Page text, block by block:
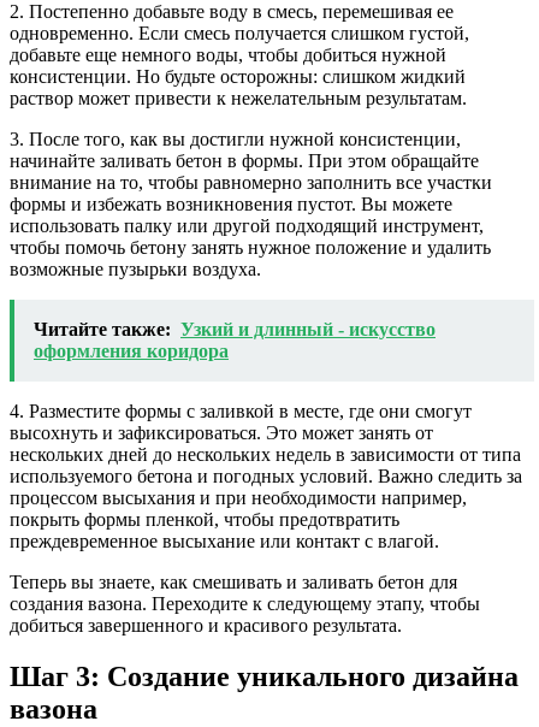
2. Постепенно добавьте воду в смесь, перемешивая ее
одновременно. Если смесь получается слишком густой,
добавьте еще немного воды, чтобы добиться нужной
консистенции. Но будьте осторожны: слишком жидкий
раствор может привести к нежелательным результатам.
3. После того, как вы достигли нужной консистенции,
начинайте заливать бетон в формы. При этом обращайте
внимание на то, чтобы равномерно заполнить все участки
формы и избежать возникновения пустот. Вы можете
использовать палку или другой подходящий инструмент,
чтобы помочь бетону занять нужное положение и удалить
возможные пузырьки воздуха.
Читайте также: Узкий и длинный - искусство
оформления коридора
4. Разместите формы с заливкой в месте, где они смогут
высохнуть и зафиксироваться. Это может занять от
нескольких дней до нескольких недель в зависимости от типа
используемого бетона и погодных условий. Важно следить за
процессом высыхания и при необходимости например,
покрыть формы пленкой, чтобы предотвратить
преждевременное высыхание или контакт с влагой.
Теперь вы знаете, как смешивать и заливать бетон для
создания вазона. Переходите к следующему этапу, чтобы
добиться завершенного и красивого результата.
Шаг 3: Создание уникального дизайна
вазона